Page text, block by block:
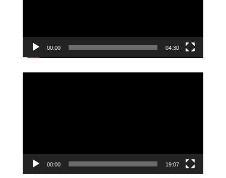
00:00 04:30
00:00 19:07